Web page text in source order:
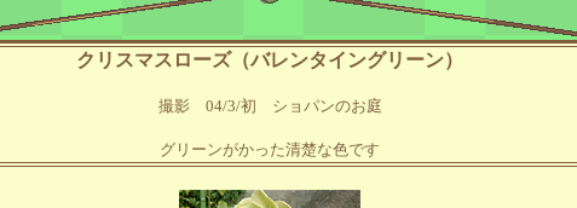
クリスマスローズ（バレンタイングリーン）
撮影 04/3/初 ショパンのお庭
グリーンがかった清楚な色です